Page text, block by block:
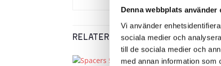
Denna webbplats använder
Vi använder
sociala medier och
till de sociala medier och
med annan information som
RELATERADE PRODUKTER